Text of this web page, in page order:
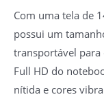
Com uma tela de
possui um
transportável para
Full HD do
nítida e cores